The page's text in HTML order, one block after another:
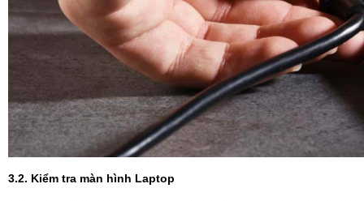
3.2. Kiểm tra màn hình Laptop